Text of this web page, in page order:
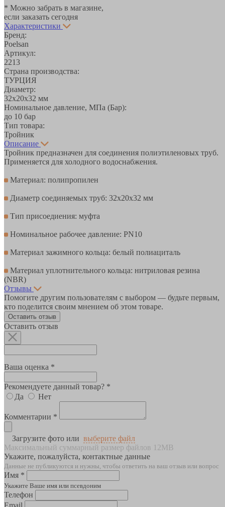
* Можно забрать в магазине,
если заказать сегодня
Характеристики
Бренд:
Poelsan
Артикул:
2213
Страна производства:
ТУРЦИЯ
Диаметр:
32х20х32 мм
Номинальное давление, МПа (Бар):
до 10 бар
Тип товара:
Тройник
Описание
Тройник предназначен для соединения полиэтиленовых труб.
Применяется для холодного водоснабжения.
Материал: полипропилен
Диаметр соединяемых труб: 32х20х32 мм
Тип присоедиения: муфта
Номинальное рабочее давление: PN10
Материал зажимного кольца: белый полиациталь
Материал уплотнительного кольца: нитриловая резина
(NBR)
Отзывы
Помогите другим пользователям с выбором — будьте первым,
кто поделится своим мнением об этом товаре.
Оставить отзыв
Оставить отзыв
Ваша оценка *
Рекомендуете данный товар? *
Да
Нет
Комментарии *
Загрузите фото или выберите файл
Максимальный суммарный размер файлов 12MB
Укажите, пожалуйста, контактные данные
Данные не публикуются и нужны, чтобы ответить на ваш отзыв или вопрос
Имя *
Укажите Ваше имя или псевдоним
Телефон
Email